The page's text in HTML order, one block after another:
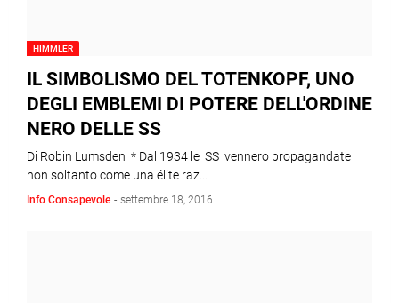
HIMMLER
IL SIMBOLISMO DEL TOTENKOPF, UNO
DEGLI EMBLEMI DI POTERE DELL'ORDINE
NERO DELLE SS
Di Robin Lumsden * Dal 1934 le SS vennero propagandate
non soltanto come una élite raz…
Info Consapevole - settembre 18, 2016